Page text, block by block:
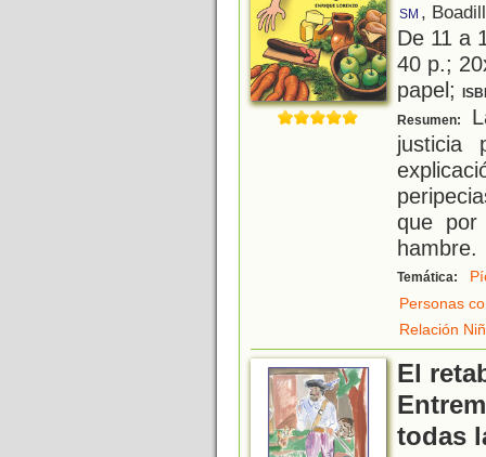
SM ,
De 11 a
40 p.;
papel;
Resumen:
justicia
que por
hambre.
Temática:
Personas
Relación
El
todas